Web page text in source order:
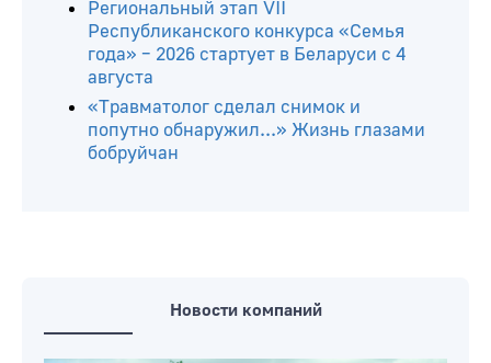
Региональный этап VII
Республиканского конкурса «Семья
года» – 2026 стартует в Беларуси с 4
августа
«Травматолог сделал снимок и
попутно обнаружил...» Жизнь глазами
бобруйчан
Новости компаний